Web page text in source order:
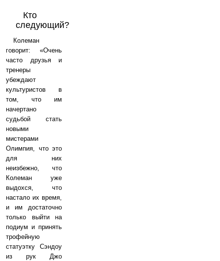
Кто
следующий?
Колеман
говорит: «Очень
часто друзья и
тренеры
убеждают
культуристов в
том, что им
начертано
судьбой стать
новыми
мистерами
Олимпия, что это
для них
неизбежно, что
Колеман уже
выдохся, что
настало их время,
и им достаточно
только выйти на
подиум и принять
трофейную
статуэтку Сэндоу
из рук Джо